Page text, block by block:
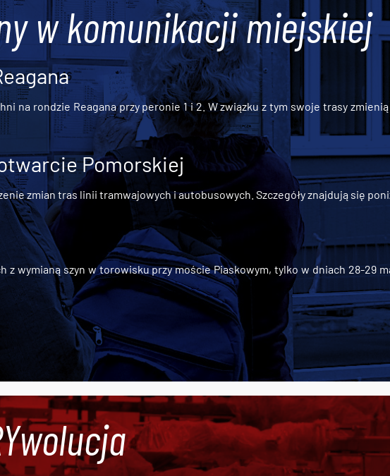
w komunikacji miejskiej
na rondzie Reagana przy peronie 1 i 2. W związku z tym swoje trasy
Pomorskiej
zmian tras linii tramwajowych i autobusowych. Szczegóły znajdują się
z wymianą szyn w torowisku przy moście Piaskowym, tylko w dniach 28-29